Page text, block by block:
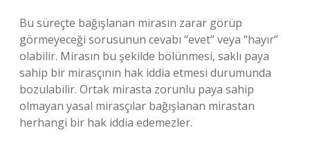
Bu süreçte bağışlanan mirasın zarar görüp
görmeyeceği sorusunun cevabı “evet” veya “hayır”
olabilir. Mirasın bu şekilde bölünmesi, saklı paya
sahip bir mirasçının hak iddia etmesi durumunda
bozulabilir. Ortak mirasta zorunlu paya sahip
olmayan yasal mirasçılar bağışlanan mirastan
herhangi bir hak iddia edemezler.